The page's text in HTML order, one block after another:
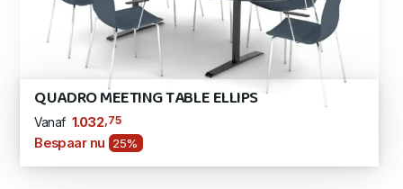
QUADRO MEETING TABLE ELLIPS
Vanaf 1.032,75
Bespaar nu 25%